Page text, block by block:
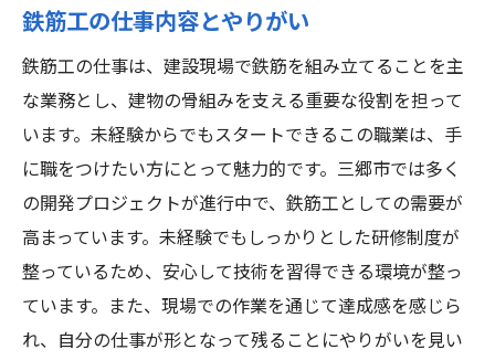
鉄筋工の仕事内容とやりがい
鉄筋工の仕事は、建設現場で鉄筋を組み立てることを主
な業務とし、建物の骨組みを支える重要な役割を担って
います。未経験からでもスタートできるこの職業は、手
に職をつけたい方にとって魅力的です。三郷市では多く
の開発プロジェクトが進行中で、鉄筋工としての需要が
高まっています。未経験でもしっかりとした研修制度が
整っているため、安心して技術を習得できる環境が整っ
ています。また、現場での作業を通じて達成感を感じら
れ、自分の仕事が形となって残ることにやりがいを見い